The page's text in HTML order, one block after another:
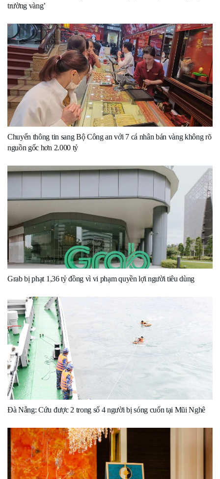
trường vàng’
Chuyển thông tin sang Bộ Công an với 7 cá nhân bán vàng không rõ
nguồn gốc hơn 2.000 tỷ
Grab bị phạt 1,36 tỷ đồng vì vi phạm quyền lợi người tiêu dùng
Đà Nẵng: Cứu được 2 trong số 4 người bị sóng cuốn tại Mũi Nghê